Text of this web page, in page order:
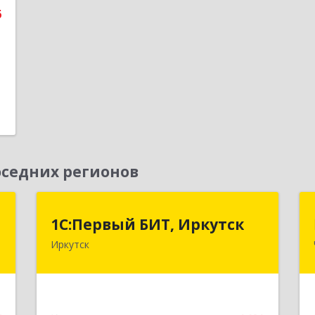
регионов
1С:Первый БИТ, Иркутск
Иркутск
1С:Первый БИТ, Иркутск
664007, Иркутская обл, Иркутск г,